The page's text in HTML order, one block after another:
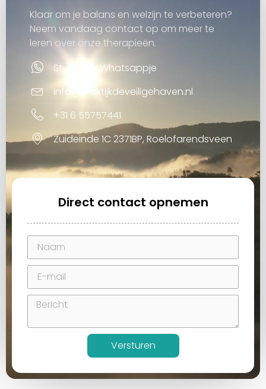
Klaar om je balans en welzijn te verbeteren?
Neem vandaag contact op om meer te
leren over onze therapieën.
Stuur een Whatsappje
info@praktijkdeveiligehaven.nl
+31 6 55757441
Zuideinde 1C 2371BP, Roelofarendsveen
Direct contact opnemen
Versturen